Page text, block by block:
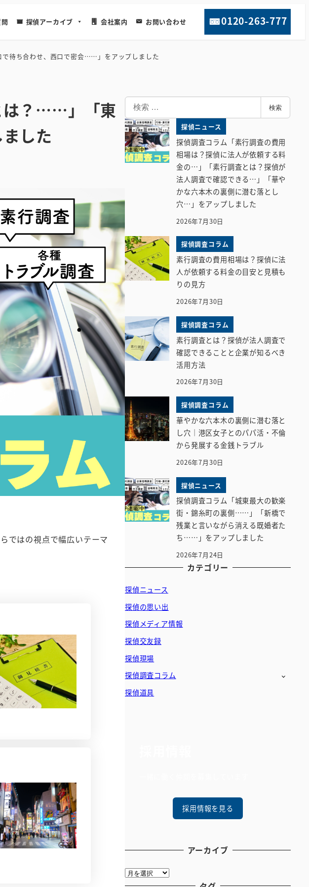
探偵アーカイブ 会社案内 お問い合わせ 0120-263-777
待ち合わせ、西口で密会……」をアップしました
は？……」「東
した
ではの視点で幅広いテーマ
索
検索
探偵ニュース
探偵調査コラム「素行調査の費用
相場は？探偵に法人が依頼する料
金の…」「素行調査とは？探偵が
法人調査で確認できる…」「華や
かな六本木の裏側に潜む落とし
穴…」をアップしました
2026年7月30日
探偵調査コラム
素行調査の費用相場は？探偵に法
人が依頼する料金の目安と見積も
りの見方
2026年7月30日
探偵調査コラム
素行調査とは？探偵が法人調査で
確認できることと企業が知るべき
活用方法
2026年7月30日
探偵調査コラム
華やかな六本木の裏側に潜む落と
し穴｜港区女子とのパパ活・不倫
から発展する金銭トラブル
2026年7月30日
探偵ニュース
探偵調査コラム「城東最大の歓楽
街・錦糸町の裏側……」「新橋で
残業と言いながら消える既婚者た
ち……」をアップしました
2026年7月24日
カテゴリー
探偵ニュース
探偵の思い出
探偵メディア情報
探偵交友録
探偵現場
探偵調査コラム
探偵道具
採用情報を見る
アーカイブ
ア
ー